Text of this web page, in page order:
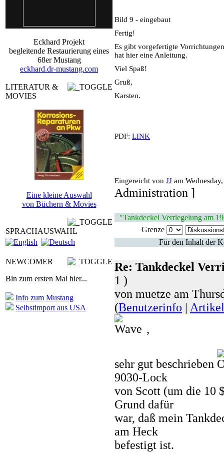
Eckhard Projekt
begleitende Restaurierung eines
68er Mustang
eckhard.dr-mustang.com
LITERATUR &
MOVIES
Eine kleine Auswahl
von Büchern & Movies
SPRACHAUSWAHL
NEWCOMER
Bin zum ersten Mal hier...
Info zum Mustang
Selbstimport aus USA
Bild 9 - eingebaut
Fertig!
Es gibt vorgefertigte
hat hier eine Anleitung.
Viel Spaß!
Gruß,
Karsten.
PDF: LINK
Eingereicht von JJ am
Administration ]
"Tankdeckel Verriegelung am
Grenze
Für den Inhalt der
Re: Tankdeckel
1 )
von muetze am
(Benutzerinfo |
,
sehr gut beschrieben
9030-Lock
von Scott (um die 10
Grund dafür
war, daß mein
am Heck
befestigt ist.